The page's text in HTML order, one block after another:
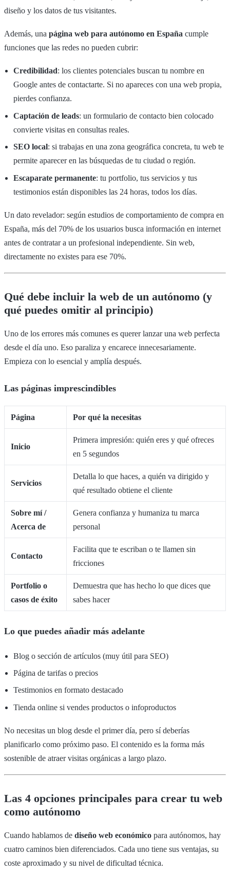
diseño y los datos de tus visitantes.
Además, una página web para autónomo en España cumple
funciones que las redes no pueden cubrir:
Credibilidad: los clientes potenciales buscan tu nombre en
Google antes de contactarte. Si no apareces con una web propia,
pierdes confianza.
Captación de leads: un formulario de contacto bien colocado
convierte visitas en consultas reales.
SEO local: si trabajas en una zona geográfica concreta, tu web te
permite aparecer en las búsquedas de tu ciudad o región.
Escaparate permanente: tu portfolio, tus servicios y tus
testimonios están disponibles las 24 horas, todos los días.
Un dato revelador: según estudios de comportamiento de compra en
España, más del 70% de los usuarios busca información en internet
antes de contratar a un profesional independiente. Sin web,
directamente no existes para ese 70%.
Qué debe incluir la web de un autónomo (y
qué puedes omitir al principio)
Uno de los errores más comunes es querer lanzar una web perfecta
desde el día uno. Eso paraliza y encarece innecesariamente.
Empieza con lo esencial y amplía después.
Las páginas imprescindibles
Página Por qué la necesitas
Inicio
Primera impresión: quién eres y qué ofreces
en 5 segundos
Servicios
Detalla lo que haces, a quién va dirigido y
qué resultado obtiene el cliente
Sobre mí /
Acerca de
Genera confianza y humaniza tu marca
personal
Contacto
Facilita que te escriban o te llamen sin
fricciones
Portfolio o
casos de éxito
Demuestra que has hecho lo que dices que
sabes hacer
Lo que puedes añadir más adelante
Blog o sección de artículos (muy útil para SEO)
Página de tarifas o precios
Testimonios en formato destacado
Tienda online si vendes productos o infoproductos
No necesitas un blog desde el primer día, pero sí deberías
planificarlo como próximo paso. El contenido es la forma más
sostenible de atraer visitas orgánicas a largo plazo.
Las 4 opciones principales para crear tu web
como autónomo
Cuando hablamos de diseño web económico para autónomos, hay
cuatro caminos bien diferenciados. Cada uno tiene sus ventajas, su
coste aproximado y su nivel de dificultad técnica.